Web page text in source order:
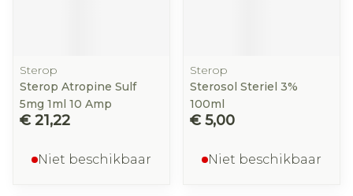
Sterop
Sterop Atropine Sulf
5mg 1ml 10 Amp
€ 21,22
Niet beschikbaar
Sterop
Sterosol Steriel 3%
100ml
€ 5,00
Niet beschikbaar